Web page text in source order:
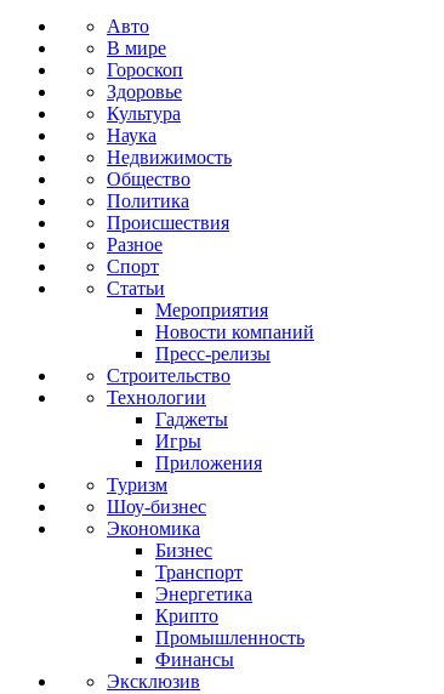
Авто
В мире
Гороскоп
Здоровье
Культура
Наука
Недвижимость
Общество
Политика
Происшествия
Разное
Спорт
Статьи
Мероприятия
Новости компаний
Пресс-релизы
Строительство
Технологии
Гаджеты
Игры
Приложения
Туризм
Шоу-бизнес
Экономика
Бизнес
Транспорт
Энергетика
Крипто
Промышленность
Финансы
Эксклюзив